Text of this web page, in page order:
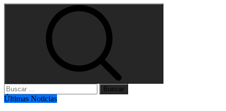
Buscar:
Últimas Noticias